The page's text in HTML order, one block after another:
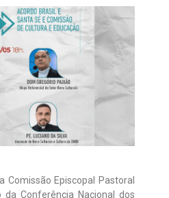
Comissão Episcopal Pastoral
da Conferência Nacional dos